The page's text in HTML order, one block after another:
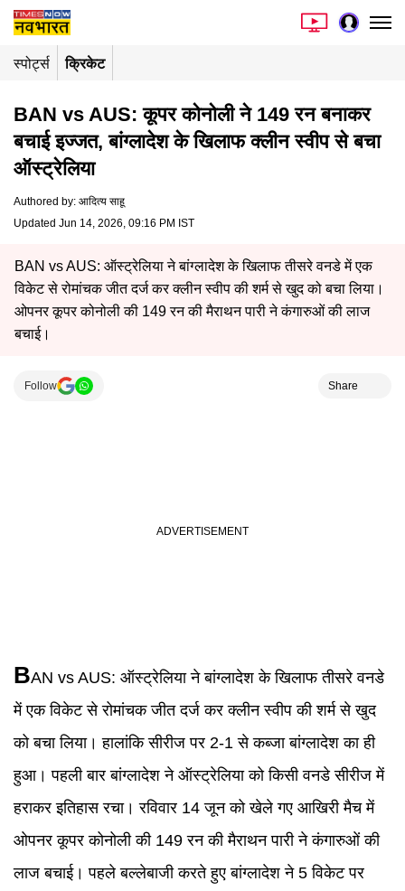
स्पोर्ट्स क्रिकेट
BAN vs AUS: कूपर कोनोली ने 149 रन बनाकर
बचाई इज्जत, बांग्लादेश के खिलाफ क्लीन स्वीप से बचा
ऑस्ट्रेलिया
Authored by: आदित्य साहू
Updated Jun 14, 2026, 09:16 PM IST
BAN vs AUS: ऑस्ट्रेलिया ने बांग्लादेश के खिलाफ तीसरे वनडे में एक
विकेट से रोमांचक जीत दर्ज कर क्लीन स्वीप की शर्म से खुद को बचा लिया।
ओपनर कूपर कोनोली की 149 रन की मैराथन पारी ने कंगारुओं की लाज
बचाई।
Follow Share
BAN vs AUS: ऑस्ट्रेलिया ने बांग्लादेश के खिलाफ तीसरे वनडे
में एक विकेट से रोमांचक जीत दर्ज कर क्लीन स्वीप की शर्म से खुद
को बचा लिया। हालांकि सीरीज पर 2-1 से कब्जा बांग्लादेश का ही
हुआ। पहली बार बांग्लादेश ने ऑस्ट्रेलिया को किसी वनडे सीरीज में
हराकर इतिहास रचा। रविवार 14 जून को खेले गए आखिरी मैच में
ओपनर कूपर कोनोली की 149 रन की मैराथन पारी ने कंगारुओं की
लाज बचाई। पहले बल्लेबाजी करते हुए बांग्लादेश ने 5 विकेट पर